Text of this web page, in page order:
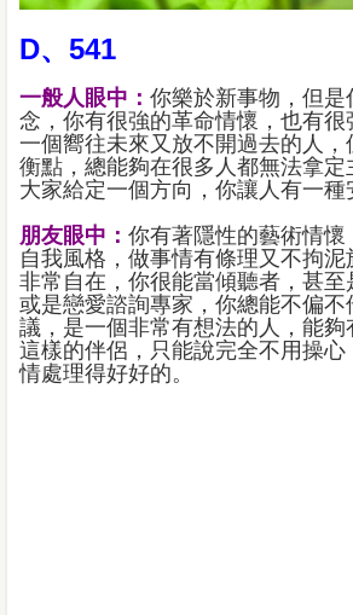
D、541
一般人眼中： 你樂於新事物，但
念，你有很強的革命情懷，也有很
一個嚮往未來又放不開過去的人
衡點，總能夠在很多人都無法拿定
大家給定一個方向，你讓人有一種
朋友眼中： 你有著隱性的藝術情
自我風格，做事情有條理又不拘
非常自在，你很能當傾聽者，甚至
或是戀愛諮詢專家，你總能不偏不
議，是一個非常有想法的人，能夠
這樣的伴侶，只能說完全不用操
情處理得好好的。